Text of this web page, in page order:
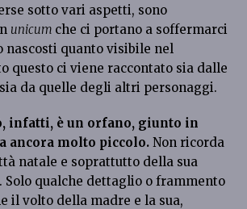
sotto vari aspetti, sono
unicum che ci portano a soffermarci
nascosti quanto visibile nel
questo ci viene raccontato sia dalle
da quelle degli altri personaggi.
infatti, è un orfano, giunto in
ancora molto piccolo. Non ricorda
natale e soprattutto della sua
qualche dettaglio o frammento
il volto della madre e la sua,